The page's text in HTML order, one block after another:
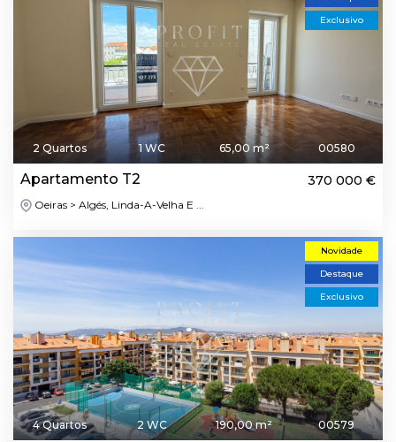
Exclusivo
2 Quartos 1 WC 65,00 m² 00580
Apartamento T2 370 000 €
Oeiras > Algés, Linda-A-Velha E ...
Novidade
Destaque
Exclusivo
4 Quartos 2 WC 190,00 m² 00579